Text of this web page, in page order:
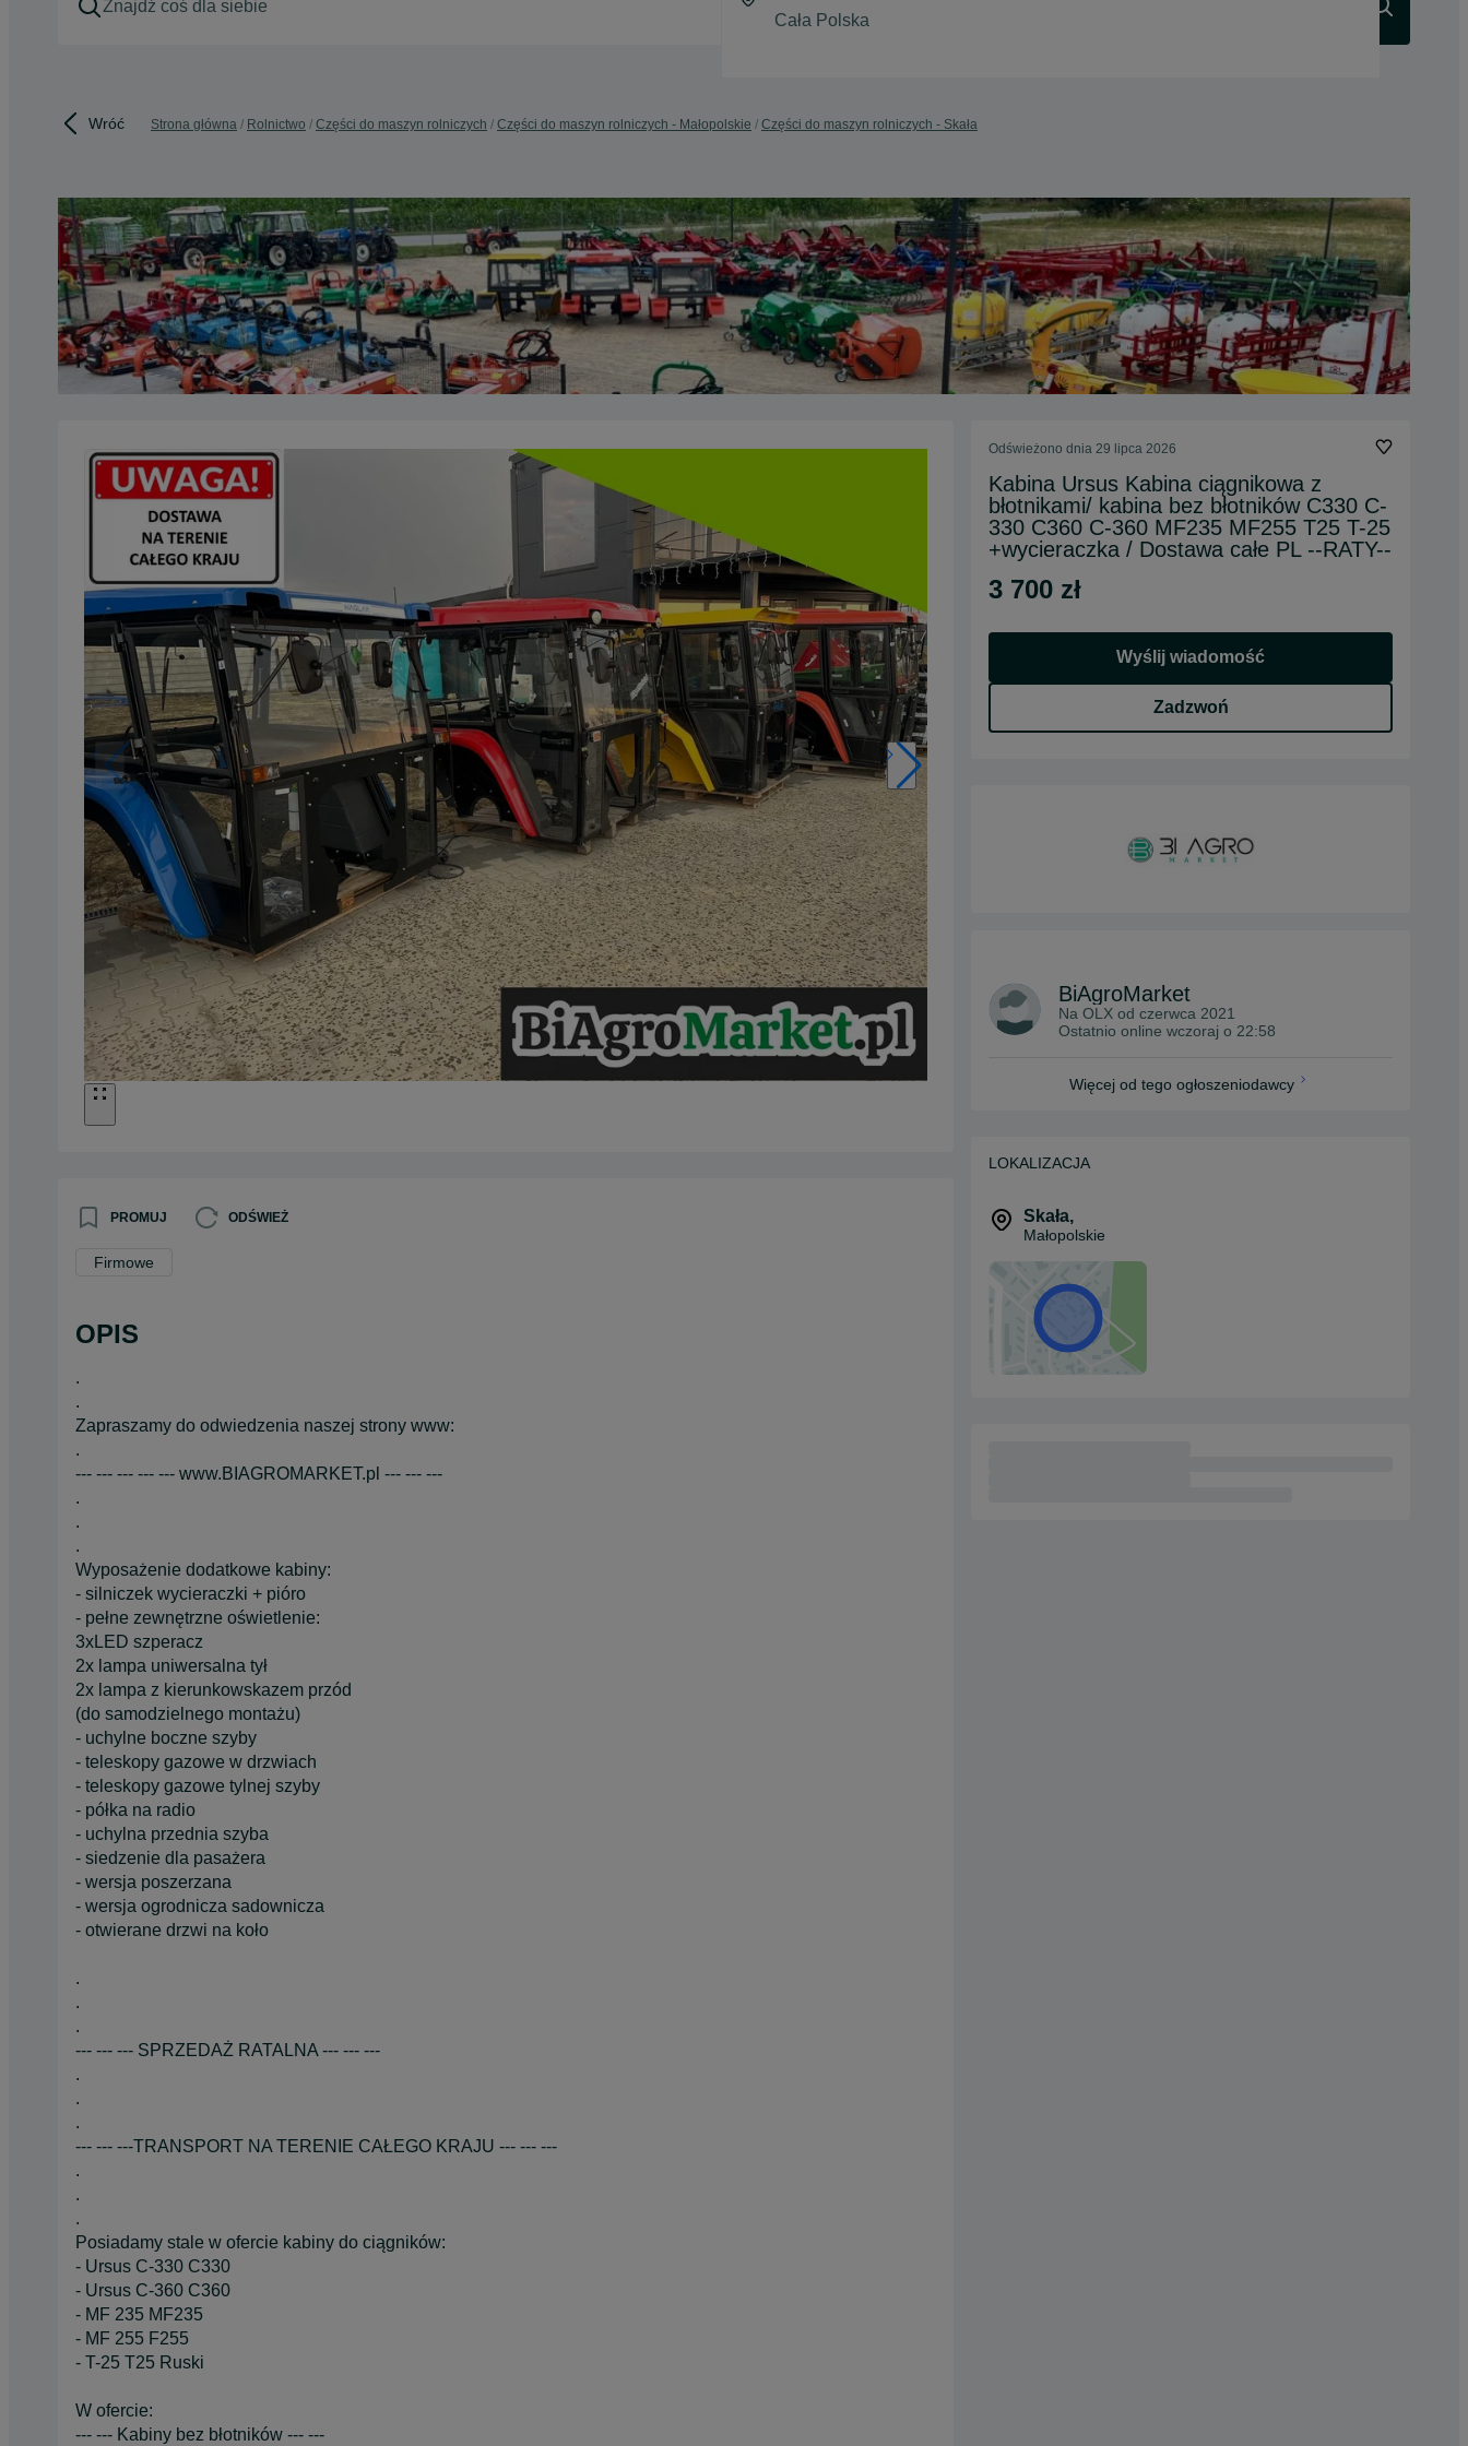
Wróć Strona główna Rolnictwo Części do maszyn rolniczych Części do maszyn rolniczych - Małopolskie Części do maszyn rolniczych - Skała
PROMUJ ODŚWIEŻ
Firmowe
OPIS
.
.
Zapraszamy do odwiedzenia naszej strony www:
.
--- --- --- --- --- www.BIAGROMARKET.pl --- --- ---
.
.
.
Wyposażenie dodatkowe kabiny:
- silniczek wycieraczki + pióro
- pełne zewnętrzne oświetlenie:
3xLED szperacz
2x lampa uniwersalna tył
2x lampa z kierunkowskazem przód
(do samodzielnego montażu)
- uchylne boczne szyby
- teleskopy gazowe w drzwiach
- teleskopy gazowe tylnej szyby
- półka na radio
- uchylna przednia szyba
- siedzenie dla pasażera
- wersja poszerzana
- wersja ogrodnicza sadownicza
- otwierane drzwi na koło
.
.
.
--- --- --- SPRZEDAŻ RATALNA --- --- ---
.
.
.
--- --- ---TRANSPORT NA TERENIE CAŁEGO KRAJU --- --- ---
.
.
.
Posiadamy stale w ofercie kabiny do ciągników:
- Ursus C-330 C330
- Ursus C-360 C360
- MF 235 MF235
- MF 255 F255
- T-25 T25 Ruski
W ofercie:
--- --- Kabiny bez błotników --- ---
Odświeżono dnia 29 lipca 2026
Kabina Ursus Kabina ciągnikowa z
błotnikami/ kabina bez błotników C330 C-
330 C360 C-360 MF235 MF255 T25 T-25
+wycieraczka / Dostawa całe PL --RATY--
3 700 zł
Wyślij wiadomość
Zadzwoń
BiAgroMarket
Na OLX od czerwca 2021
Ostatnio online wczoraj o 22:58
Więcej od tego ogłoszeniodawcy
LOKALIZACJA
Skała,
Małopolskie